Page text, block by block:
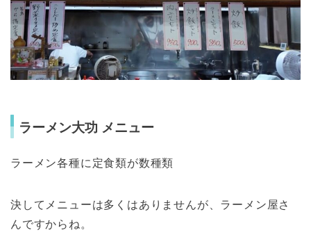
ラーメン大功 メニュー
ラーメン各種に定食類が数種類
決してメニューは多くはありませんが、ラーメン屋さ
んですからね。